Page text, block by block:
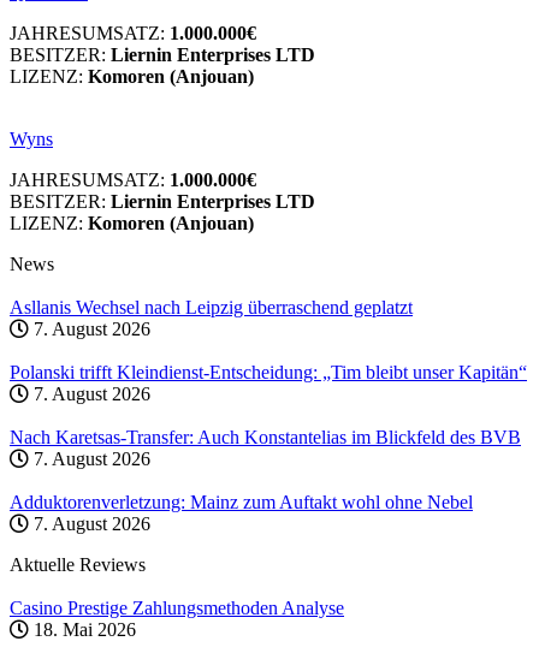
JAHRESUMSATZ: 1.000.000€
BESITZER: Liernin Enterprises LTD
LIZENZ: Komoren (Anjouan)
Wyns
JAHRESUMSATZ: 1.000.000€
BESITZER: Liernin Enterprises LTD
LIZENZ: Komoren (Anjouan)
News
Asllanis Wechsel nach Leipzig überraschend geplatzt
7. August 2026
Polanski trifft Kleindienst-Entscheidung: „Tim bleibt unser Kapitän“
7. August 2026
Nach Karetsas-Transfer: Auch Konstantelias im Blickfeld des BVB
7. August 2026
Adduktorenverletzung: Mainz zum Auftakt wohl ohne Nebel
7. August 2026
Aktuelle Reviews
Casino Prestige Zahlungsmethoden Analyse
18. Mai 2026